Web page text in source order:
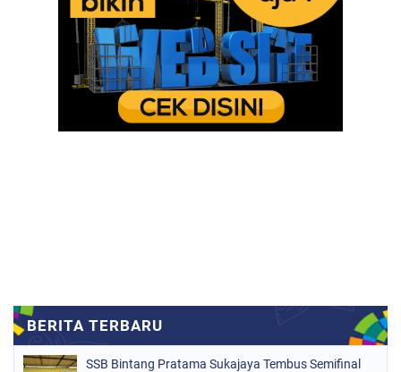
SSB Bintang Pratama Sukajaya Tembus Semifinal